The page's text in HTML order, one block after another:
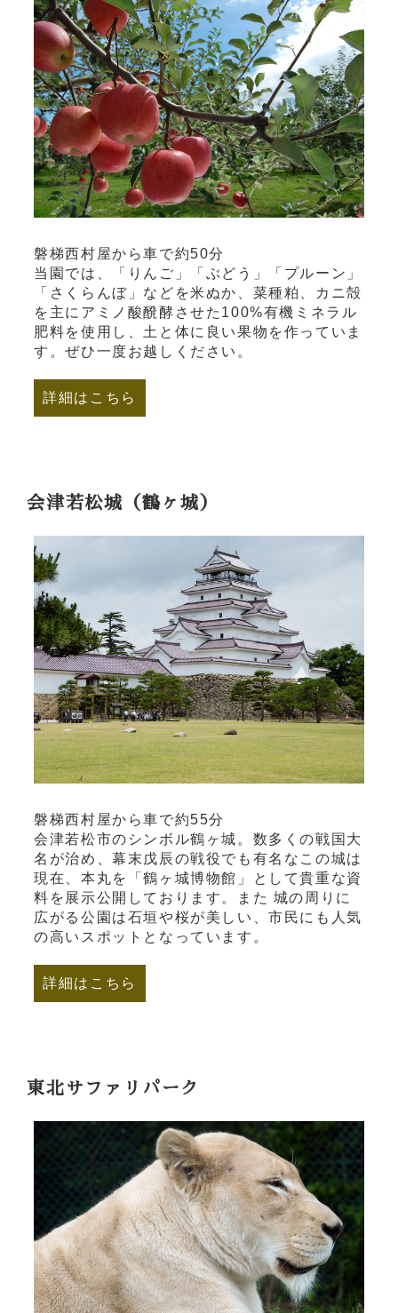
磐梯西村屋から車で約50分
当園では、「りんご」「ぶどう」「プルーン」
「さくらんぼ」などを米ぬか、菜種粕、カニ殻
を主にアミノ酸醗酵させた100%有機ミネラル
肥料を使用し、土と体に良い果物を作っていま
す。ぜひ一度お越しください。
詳細はこちら
会津若松城（鶴ヶ城）
磐梯西村屋から車で約55分
会津若松市のシンボル鶴ヶ城。数多くの戦国大
名が治め、幕末戊辰の戦役でも有名なこの城は
現在、本丸を「鶴ヶ城博物館」として貴重な資
料を展示公開しております。また 城の周りに
広がる公園は石垣や桜が美しい、市民にも人気
の高いスポットとなっています。
詳細はこちら
東北サファリパーク